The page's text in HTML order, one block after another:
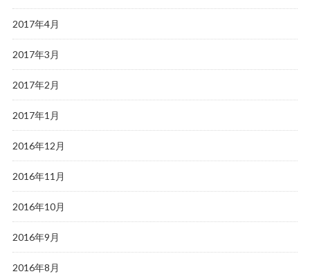
2017年4月
2017年3月
2017年2月
2017年1月
2016年12月
2016年11月
2016年10月
2016年9月
2016年8月